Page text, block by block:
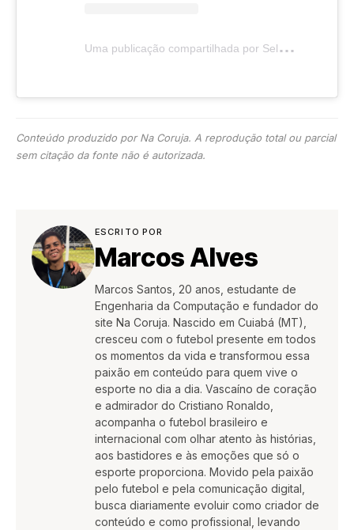
U
ma publicação compartilhada por Seleção Feminina de Futebol (@selecaofemininadefutebol)
Conteúdo produzido por Na Coruja. A reprodução total ou parcial
sem citação da fonte não é autorizada.
ESCRITO POR
Marcos Alves
Marcos Santos, 20 anos, estudante de
Engenharia da Computação e fundador do
site Na Coruja. Nascido em Cuiabá (MT),
cresceu com o futebol presente em todos
os momentos da vida e transformou essa
paixão em conteúdo para quem vive o
esporte no dia a dia. Vascaíno de coração
e admirador do Cristiano Ronaldo,
acompanha o futebol brasileiro e
internacional com olhar atento às histórias,
aos bastidores e às emoções que só o
esporte proporciona. Movido pela paixão
pelo futebol e pela comunicação digital,
busca diariamente evoluir como criador de
conteúdo e como profissional, levando